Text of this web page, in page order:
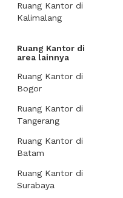
Ruang Kantor di
Kalimalang
Ruang Kantor di
area lainnya
Ruang Kantor di
Bogor
Ruang Kantor di
Tangerang
Ruang Kantor di
Batam
Ruang Kantor di
Surabaya